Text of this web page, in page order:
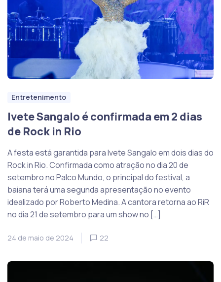
Entretenimento
Ivete Sangalo é confirmada em 2 dias
de Rock in Rio
A festa está garantida para Ivete Sangalo em dois dias do
Rock in Rio. Confirmada como atração no dia 20 de
setembro no Palco Mundo, o principal do festival, a
baiana terá uma segunda apresentação no evento
idealizado por Roberto Medina. A cantora retorna ao RiR
no dia 21 de setembro para um show no […]
24 de maio de 2024 22